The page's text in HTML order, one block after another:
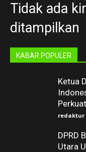
Tidak ada
ditampilkan
KABAR POPULER
Ketua
redaktur
DPRD
Utara